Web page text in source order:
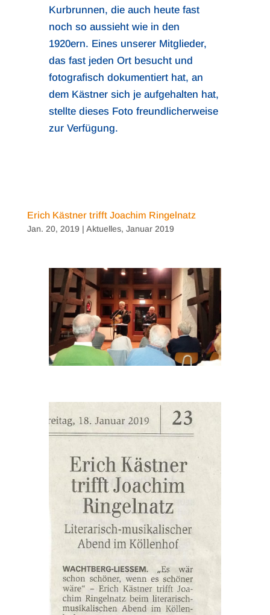
Kurbrunnen, die auch heute fast
noch so aussieht wie in den
1920ern. Eines unserer Mitglieder,
das fast jeden Ort besucht und
fotografisch dokumentiert hat, an
dem Kästner sich je aufgehalten hat,
stellte dieses Foto freundlicherweise
zur Verfügung.
Erich Kästner trifft Joachim Ringelnatz
Jan. 20, 2019 | Aktuelles, Januar 2019